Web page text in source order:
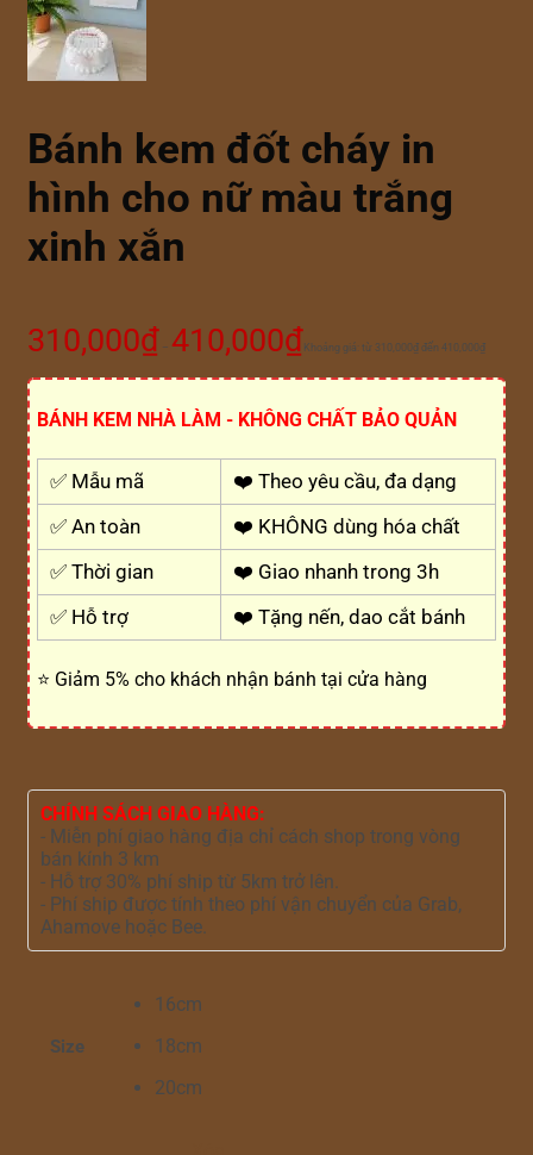
Bánh kem đốt cháy in
hình cho nữ màu trắng
xinh xắn
310,000₫ – 410,000₫ Khoảng giá: từ 310,000₫ đến 410,000₫
BÁNH KEM NHÀ LÀM - KHÔNG CHẤT BẢO QUẢN
✅ Mẫu mã
❤️ Theo yêu cầu, đa dạng
✅ An toàn
❤️ KHÔNG dùng hóa chất
✅ Thời gian
❤️ Giao nhanh trong 3h
✅ Hỗ trợ
❤️ Tặng nến, dao cắt bánh
⭐ Giảm 5% cho khách nhận bánh tại cửa hàng
CHÍNH SÁCH GIAO HÀNG:
- Miễn phí giao hàng địa chỉ cách shop trong vòng
bán kính 3 km
- Hỗ trợ 30% phí ship từ 5km trở lên.
- Phí ship được tính theo phí vận chuyển của Grab,
Ahamove hoặc Bee.
Size
16cm
18cm
20cm